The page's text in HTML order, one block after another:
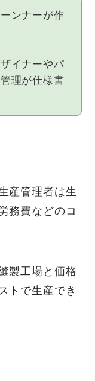
ンナーが作
イナーやパ
理が仕様書
産管理者は生
務費などのコ
製工場と価格
トで生産でき